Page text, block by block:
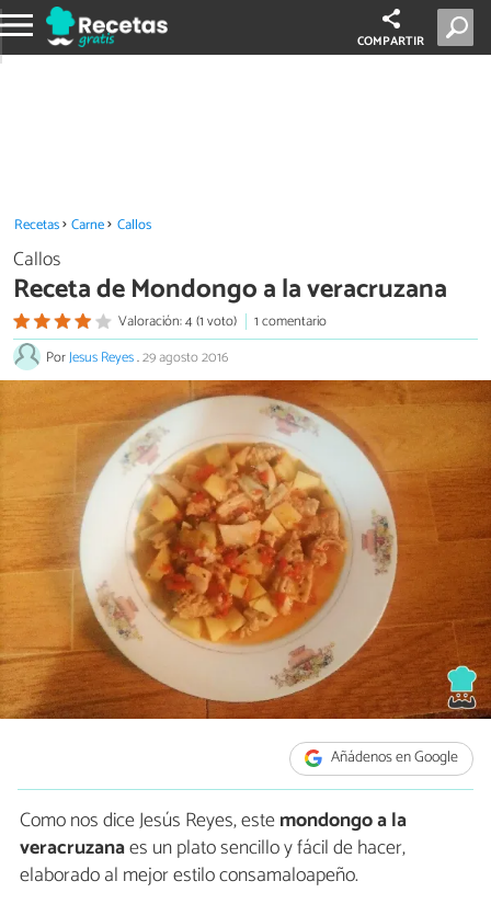
COMPARTIR
Recetas Carne Callos
Callos
Receta de Mondongo a la veracruzana
Valoración: 4 (1 voto)
1 comentario
PorJesus Reyes.29 agosto 2016
Añádenos en Google
Como nos dice Jesús Reyes, estemondongo a la
veracruzanaes un plato sencillo y fácil de hacer,
elaborado al mejor estilo consamaloapeño.